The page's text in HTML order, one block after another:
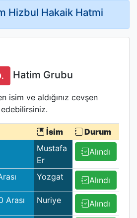
Hizbul Hakaik Hatmi
Hatim Grubu
isim ve aldığınız cevşen
İsim Durum
Mustafa
Er
Alındı
Yozgat Alındı
Arası Nuriye Alındı